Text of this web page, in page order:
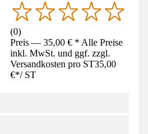
(0)
Preis — 35,00 € * Alle Preise
inkl. MwSt. und ggf. zzgl.
Versandkosten pro ST35,00
€*/ ST